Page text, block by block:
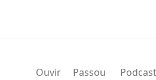
Ouvir Passou